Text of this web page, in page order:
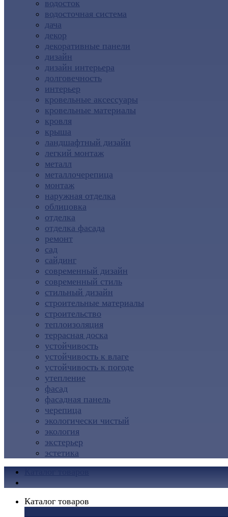
водосток
водосточная система
дача
декор
декоративные панели
дизайн
дизайн интерьера
долговечность
интерьер
кровельные аксессуары
кровельные материалы
кровля
крыша
ландшафтный дизайн
легкий монтаж
металл
металлочерепица
монтаж
наружная отделка
облицовка
отделка
отделка фасада
ремонт
сад
сайдинг
современный дизайн
современный стиль
стильный дизайн
строительные материалы
строительство
теплоизоляция
террасная доска
устойчивость
устойчивость к влаге
устойчивость к погоде
утепление
фасад
фасадная панель
черепица
экологически чистый
экология
экстерьер
эстетика
Каталог товаров